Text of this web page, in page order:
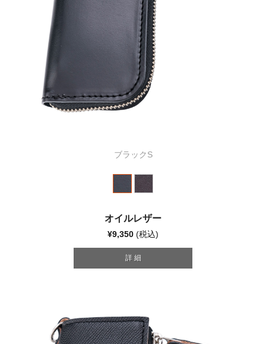
ブラックS
オイルレザー
¥9,350 (税込)
詳 細